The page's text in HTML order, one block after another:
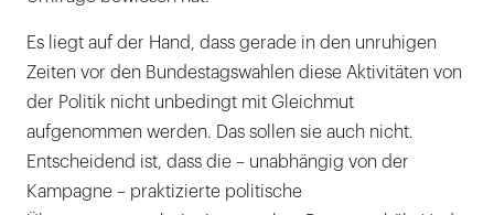
Es liegt auf der Hand, dass gerade in den unruhigen
Zeiten vor den Bundestagswahlen diese Aktivitäten von
der Politik nicht unbedingt mit Gleichmut
aufgenommen werden. Das sollen sie auch nicht.
Entscheidend ist, dass die – unabhängig von der
Kampagne – praktizierte politische